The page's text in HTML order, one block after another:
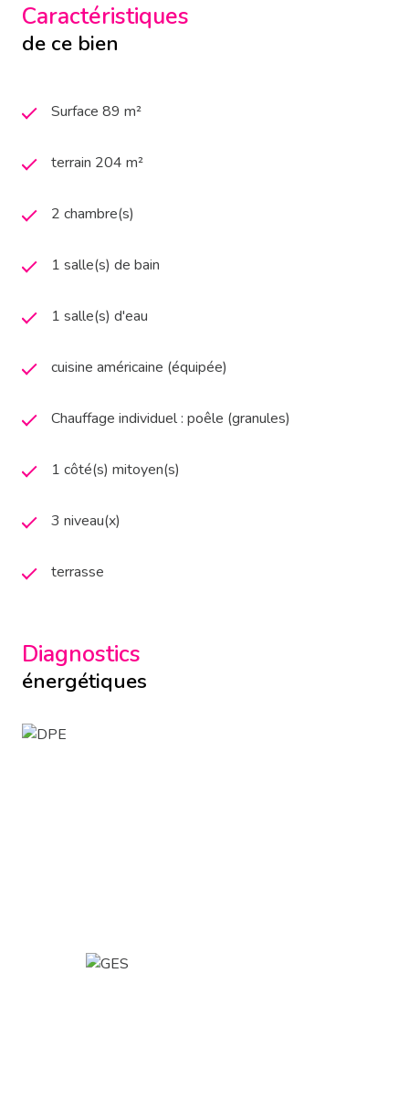
Caractéristiques
de ce bien
Surface 89 m²
terrain 204 m²
2 chambre(s)
1 salle(s) de bain
1 salle(s) d'eau
cuisine américaine (équipée)
Chauffage individuel : poêle (granules)
1 côté(s) mitoyen(s)
3 niveau(x)
terrasse
Diagnostics
énergétiques